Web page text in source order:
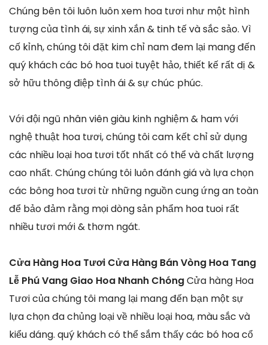
Chúng bên tôi luôn luôn xem hoa tươi như một hình
tượng của tình ái, sự xinh xắn & tinh tế và sắc sảo. Vì
cố kỉnh, chúng tôi đặt kim chỉ nam đem lại mang đến
quý khách các bó hoa tuoi tuyệt hảo, thiết kế rất dị &
sở hữu thông điệp tình ái & sự chúc phúc.
Với đội ngũ nhân viên giàu kinh nghiệm & ham với
nghệ thuật hoa tươi, chúng tôi cam kết chỉ sử dụng
các nhiều loại hoa tươi tốt nhất có thể và chất lượng
cao nhất. Chúng chúng tôi luôn đánh giá và lựa chọn
các bông hoa tươi từ những nguồn cung ứng an toàn
để bảo đảm rằng mọi dòng sản phẩm hoa tuoi rất
nhiều tươi mới & thơm ngát.
Cửa Hàng Hoa Tươi Cửa Hàng Bán Vòng Hoa Tang
Lễ Phú Vang Giao Hoa Nhanh ChóngCửa hàng Hoa
Tươi của chúng tôi mang lại mang đến bạn một sự
lựa chọn đa chủng loại về nhiều loại hoa, màu sắc và
kiểu dáng. quý khách có thể sắm thấy các bó hoa cổ